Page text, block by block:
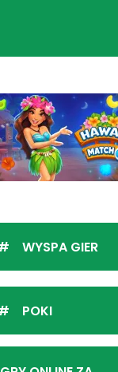
WYSPA GIER
POKI